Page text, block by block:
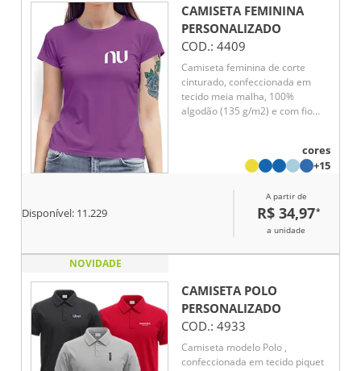
CAMISETA FEMININA
PERSONALIZADO
COD.: 4409
Camiseta feminina de corte
cinturado, confeccionada em
tecido meia malha, 100%
algodão (135 g/m2) e com fio
costura dupla nas mangas, barra
de fundo e laterais. Tamanhos: P,
cores
+15
Disponível: 11.229
A partir de
R$ 34,97*
a unidade
NOVIDADE
CAMISETA POLO
PERSONALIZADO
COD.: 4933
Camiseta modelo Polo ,
confeccionada em tecido piquet